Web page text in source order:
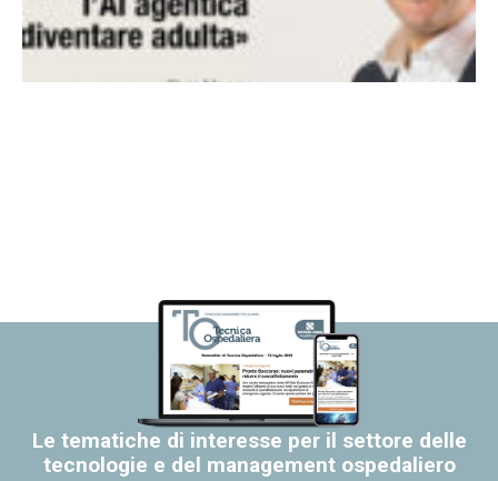
Le tematiche di interesse per il settore delle
tecnologie e del management ospedaliero